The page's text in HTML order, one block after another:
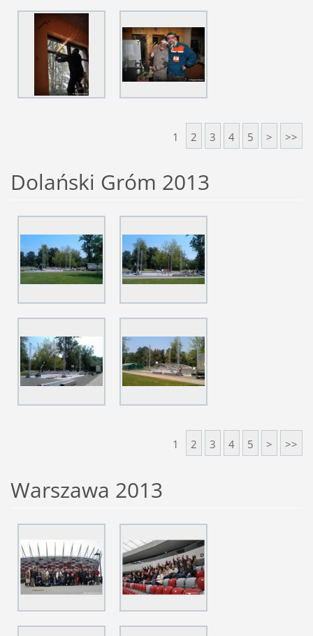
1 2 3 4 5 > >>
Dolański Gróm 2013
1 2 3 4 5 > >>
Warszawa 2013